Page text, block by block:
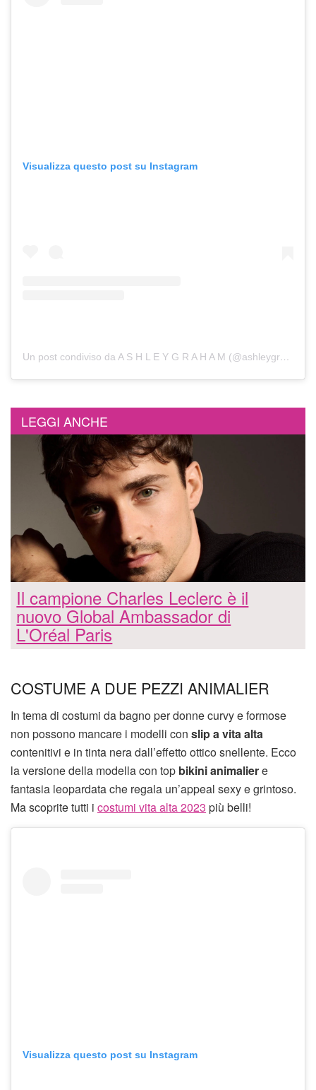
Visualizza questo post su Instagram
Un post condiviso da A S H L E Y G R A H A M (@ashleygraham)
LEGGI ANCHE
Il campione Charles Leclerc è il
nuovo Global Ambassador di
L'Oréal Paris
COSTUME A DUE PEZZI ANIMALIER
In tema di costumi da bagno per donne curvy e formose
non possono mancare i modelli con slip a vita alta
contenitivi e in tinta nera dall’effetto ottico snellente. Ecco
la versione della modella con top bikini animaliere
fantasia leopardata che regala un’appeal sexy e grintoso.
Ma scoprite tutti i costumi vita alta 2023 più belli!
Visualizza questo post su Instagram